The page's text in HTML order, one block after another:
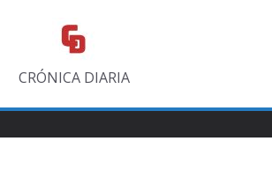
CRÓNICA DIARIA